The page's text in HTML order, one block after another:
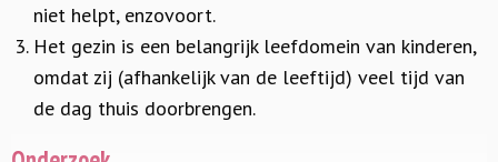
niet helpt, enzovoort.
Het gezin is een belangrijk leefdomein van kinderen,
omdat zij (afhankelijk van de leeftijd) veel tijd van
de dag thuis doorbrengen.